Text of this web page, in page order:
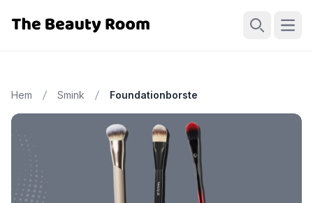
Hem Smink Foundationborste